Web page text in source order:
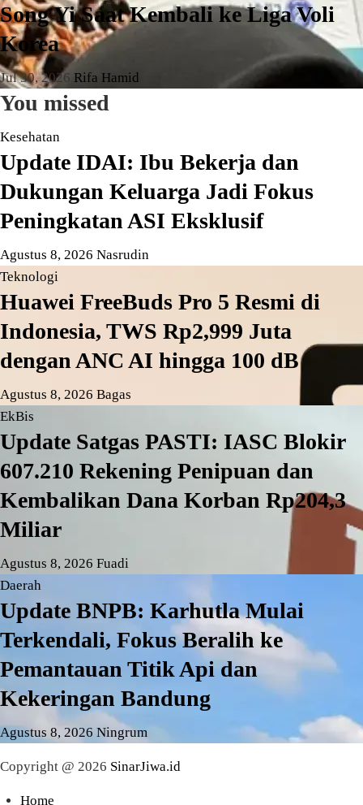
Song Yi Saat Kembali ke Liga Voli
Korea
Jul 30, 2026 Rifa Hamid
You missed
Kesehatan
Update IDAI: Ibu Bekerja dan
Dukungan Keluarga Jadi Fokus
Peningkatan ASI Eksklusif
Agustus 8, 2026 Nasrudin
Teknologi
Huawei FreeBuds Pro 5 Resmi di
Indonesia, TWS Rp2,999 Juta
dengan ANC AI hingga 100 dB
Agustus 8, 2026 Bagas
EkBis
Update Satgas PASTI: IASC Blokir
607.210 Rekening Penipuan dan
Kembalikan Dana Korban Rp204,3
Miliar
Agustus 8, 2026 Fuadi
Daerah
Update BNPB: Karhutla Mulai
Terkendali, Fokus Beralih ke
Pemantauan Titik Api dan
Kekeringan Bandung
Agustus 8, 2026 Ningrum
Copyright @ 2026 SinarJiwa.id
Home